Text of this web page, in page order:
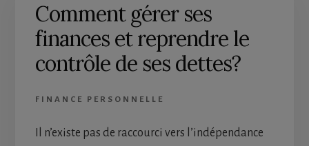
Comment gérer ses
finances et reprendre le
contrôle de ses dettes?
FINANCE PERSONNELLE
Il n’existe pas de raccourci vers l’indépendance